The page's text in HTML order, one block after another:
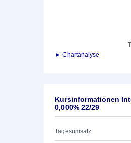
► Chartanalyse
Kursinformationen
0,000% 22/29
Tagesumsatz